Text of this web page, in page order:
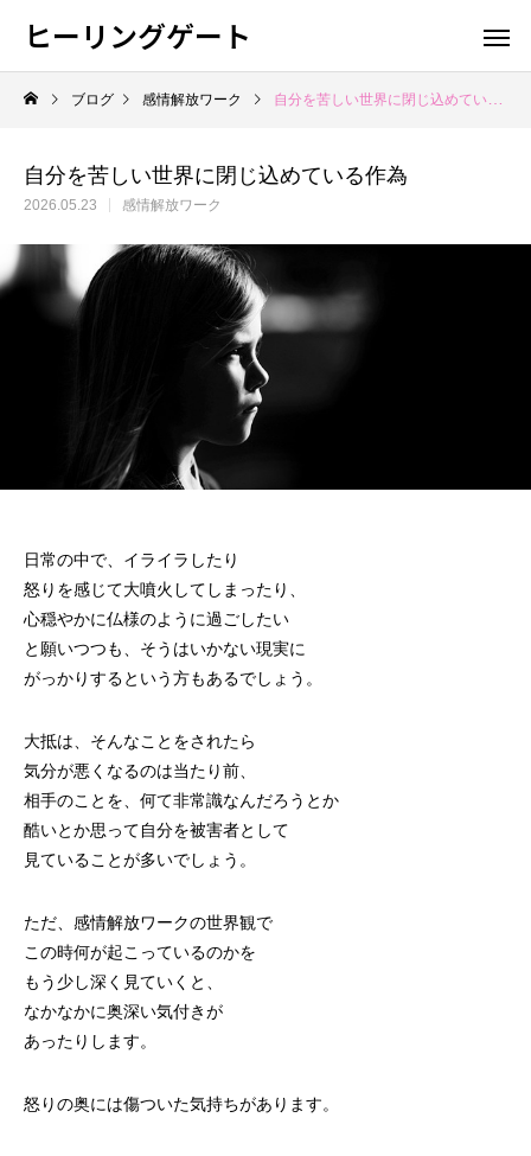
ヒーリングゲート
ブログ 感情解放ワーク 自分を苦しい世界に閉じ込めている作為
自分を苦しい世界に閉じ込めている作為
2026.05.23 感情解放ワーク
日常の中で、イライラしたり
怒りを感じて大噴火してしまったり、
心穏やかに仏様のように過ごしたい
と願いつつも、そうはいかない現実に
がっかりするという方もあるでしょう。
大抵は、そんなことをされたら
気分が悪くなるのは当たり前、
相手のことを、何て非常識なんだろうとか
酷いとか思って自分を被害者として
見ていることが多いでしょう。
ただ、感情解放ワークの世界観で
この時何が起こっているのかを
もう少し深く見ていくと、
なかなかに奥深い気付きが
あったりします。
怒りの奥には傷ついた気持ちがあります。